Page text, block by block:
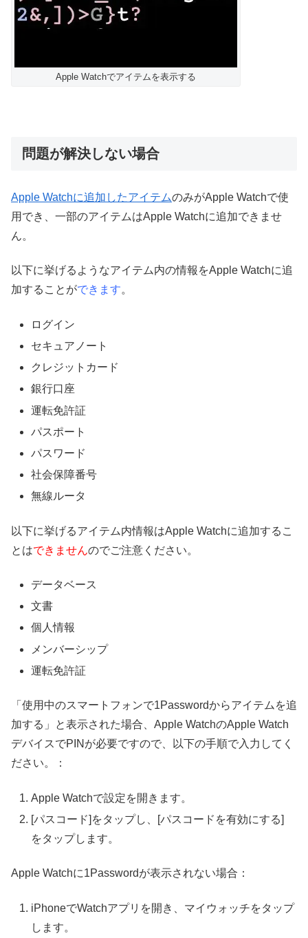
Apple Watchでアイテムを表示する
問題が解決しない場合
Apple Watchに追加したアイテムのみがApple Watchで使
用でき、一部のアイテムはApple Watchに追加できませ
ん。
以下に挙げるようなアイテム内の情報をApple Watchに追
加することができます。
ログイン
セキュアノート
クレジットカード
銀行口座
運転免許証
パスポート
パスワード
社会保障番号
無線ルータ
以下に挙げるアイテム内情報はApple Watchに追加するこ
とはできませんのでご注意ください。
データベース
文書
個人情報
メンバーシップ
運転免許証
「使用中のスマートフォンで1Passwordからアイテムを追
加する」と表示された場合、Apple WatchのApple Watch
デバイスでPINが必要ですので、以下の手順で入力してく
ださい。：
Apple Watchで設定を開きます。
[パスコード]をタップし、[パスコードを有効にする]
をタップします。
Apple Watchに1Passwordが表示されない場合：
iPhoneでWatchアプリを開き、マイウォッチをタップ
します。